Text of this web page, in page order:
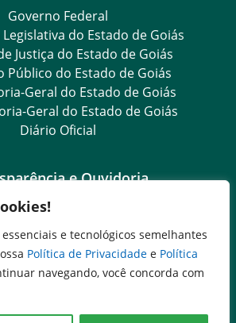
e tecnológicos semelhantes
Política de Privacidade e Política
navegando, você concorda com
Governo Federal
do Estado de Goiás
Justiça do Estado de Goiás
Público do Estado de Goiás
Geral do Estado de Goiás
Geral do Estado de Goiás
Diário Oficial
e Ouvidoria
LGPD
Transparência
Abertos Goiás
de Informação ao Cidadão
de Informação ao Cidadão
Setorial (Expresso)